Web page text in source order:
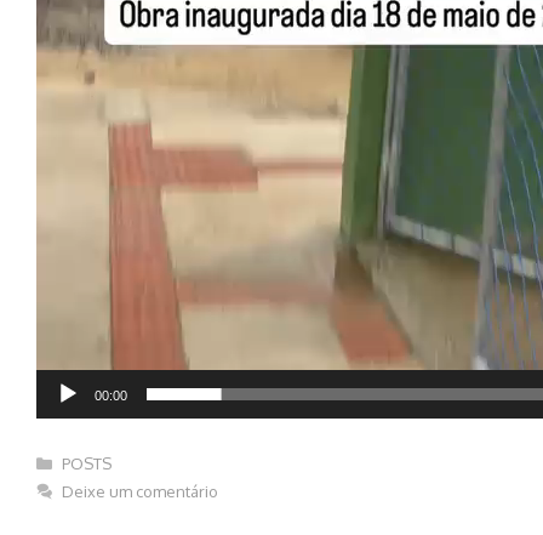
00:00
Categorias
POSTS
Deixe um comentário